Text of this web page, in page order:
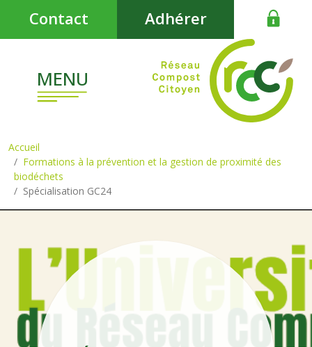
MENU
Contact Adhérer
Accueil
Formations à la prévention et la gestion de proximité des
biodéchets
Spécialisation GC24